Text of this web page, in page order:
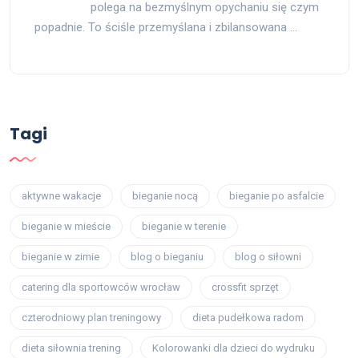
polega na bezmyślnym opychaniu się czym
popadnie. To ściśle przemyślana i zbilansowana …
Tagi
aktywne wakacje bieganie nocą bieganie po asfalcie
bieganie w mieście bieganie w terenie
bieganie w zimie blog o bieganiu blog o siłowni
catering dla sportowców wrocław crossfit sprzęt
czterodniowy plan treningowy dieta pudełkowa radom
dieta siłownia trening Kolorowanki dla dzieci do wydruku